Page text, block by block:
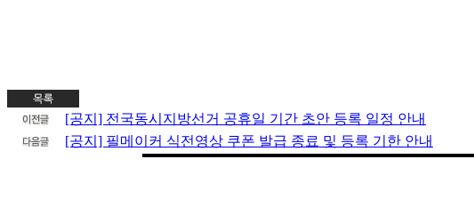
[공지] 전국동시지방선거 공휴일 기간 초안 등록 일정 안내
[공지] 필메이커 식전영상 쿠폰 발급 종료 및 등록 기한 안내